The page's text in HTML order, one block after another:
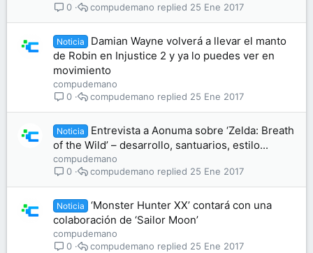
0
25 Ene 2017
compudemano
Noticia
Damian Wayne volverá a llevar el manto
de Robin en Injustice 2 y ya lo puedes ver en
movimiento
compudemano
0
25 Ene 2017
compudemano
Noticia
Entrevista a Aonuma sobre ‘Zelda: Breath
of the Wild’ – desarrollo, santuarios, estilo...
compudemano
0
25 Ene 2017
compudemano
Noticia
‘Monster Hunter XX’ contará con una
colaboración de ‘Sailor Moon’
compudemano
0
25 Ene 2017
compudemano